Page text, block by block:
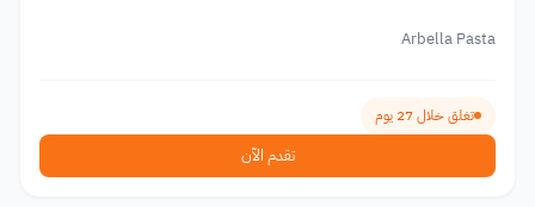
Arbella Pasta
تغلق خلال 27 يوم
تقدم الآن